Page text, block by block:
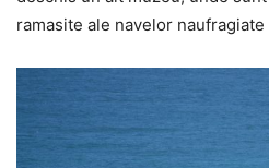
ramasite ale navelor